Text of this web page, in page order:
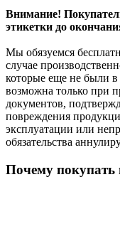
Внимание!
этикетки до
Мы обязуемся
случае
которые еще не были в
возможна только при
документов,
повреждения
эксплуатации или
обязательства
Почему покупать